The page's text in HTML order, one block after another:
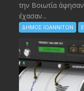
την Bοιωτία
έχασαν...
ΔΗΜΟΣ ΙΩΑΝΝΙΤΩΝ